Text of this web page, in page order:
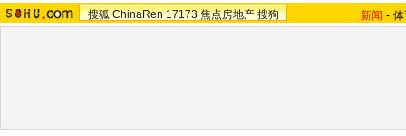
搜狐 ChinaRen 17173 焦点房地产 搜狗 新闻 -